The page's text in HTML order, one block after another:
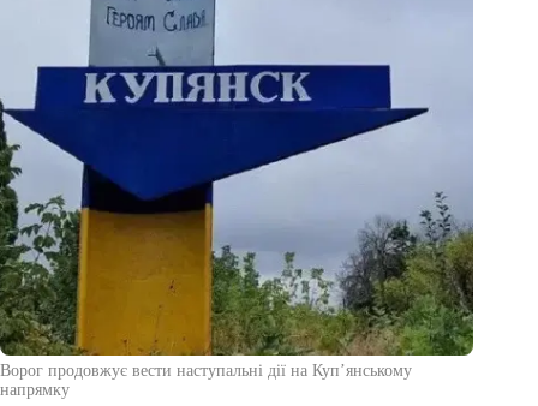
Ворог продовжує вести наступальні дії на Купʼянському
напрямку